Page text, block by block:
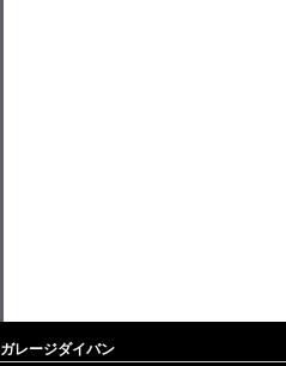
ガレージダイバン